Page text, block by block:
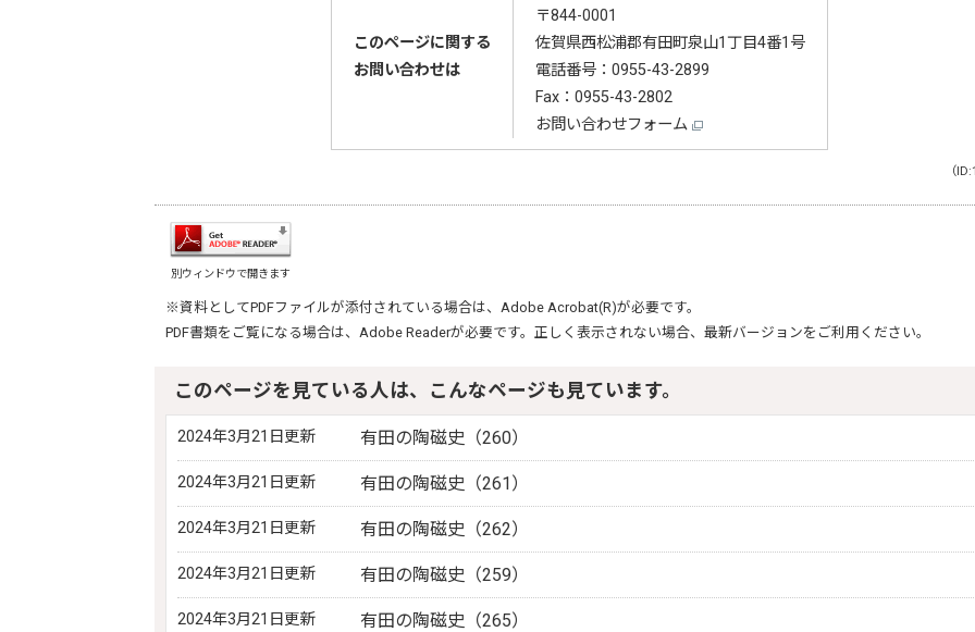
このページに関する
お問い合わせは
〒844-0001
佐賀県西松浦郡有田町泉山1丁目4番1号
電話番号： 0955-43-2899
Fax：0955-43-2802
お問い合わせフォーム
（
別ウィンドウで開きます
※資料としてPDFファイルが添付されている場合は、 Adobe Acrobat(R)が必要です。
PDF書類をご覧になる場合は、 Adobe Readerが必要です。正しく表示されない場合、最新バージョンをご利用ください。
このページを見ている人は、こんなページも見ています。
2024年3月21日更新 有田の陶磁史（260）
2024年3月21日更新 有田の陶磁史（261）
2024年3月21日更新 有田の陶磁史（262）
2024年3月21日更新 有田の陶磁史（259）
2024年3月21日更新 有田の陶磁史（265）